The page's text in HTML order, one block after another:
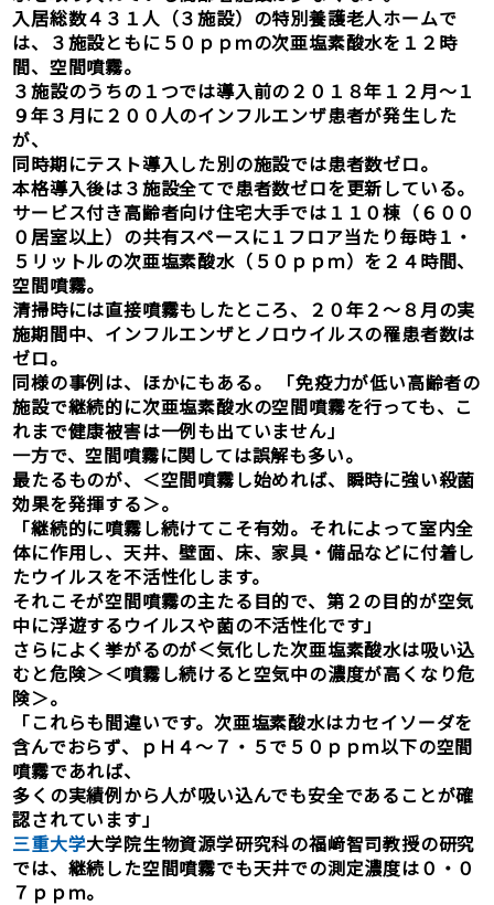
入居総数４３１人（３施設）の特別養護老人ホームで
は、３施設ともに５０ｐｐｍの次亜塩素酸水を１２時
間、空間噴霧。
３施設のうちの１つでは導入前の２０１８年１２月～１
９年３月に２００人のインフルエンザ患者が発生した
が、
同時期にテスト導入した別の施設では患者数ゼロ。
本格導入後は３施設全てで患者数ゼロを更新している。
サービス付き高齢者向け住宅大手では１１０棟（６００
０居室以上）の共有スペースに１フロア当たり毎時１・
５リットルの次亜塩素酸水（５０ｐｐｍ）を２４時間、
空間噴霧。
清掃時には直接噴霧もしたところ、２０年２～８月の実
施期間中、インフルエンザとノロウイルスの罹患者数は
ゼロ。
同様の事例は、ほかにもある。 「免疫力が低い高齢者の
施設で継続的に次亜塩素酸水の空間噴霧を行っても、こ
れまで健康被害は一例も出ていません」
一方で、空間噴霧に関しては誤解も多い。
最たるものが、＜空間噴霧し始めれば、瞬時に強い殺菌
効果を発揮する＞。
「継続的に噴霧し続けてこそ有効。それによって室内全
体に作用し、天井、壁面、床、家具・備品などに付着し
たウイルスを不活性化します。
それこそが空間噴霧の主たる目的で、第２の目的が空気
中に浮遊するウイルスや菌の不活性化です」
さらによく挙がるのが＜気化した次亜塩素酸水は吸い込
むと危険＞＜噴霧し続けると空気中の濃度が高くなり危
険＞。
「これらも間違いです。次亜塩素酸水はカセイソーダを
含んでおらず、ｐＨ４～７・５で５０ｐｐｍ以下の空間
噴霧であれば、
多くの実績例から人が吸い込んでも安全であることが確
認されています」
三重大学大学院生物資源学研究科の福﨑智司教授の研究
では、継続した空間噴霧でも天井での測定濃度は０・０
７ｐｐｍ。